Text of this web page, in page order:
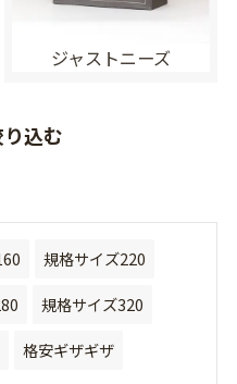
ジャストニーズ
込む
規格サイズ220
規格サイズ320
格安ギザギザ